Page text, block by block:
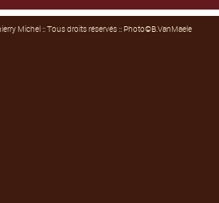
Michel :: Tous droits réservés :: Photo©B.VanMaele